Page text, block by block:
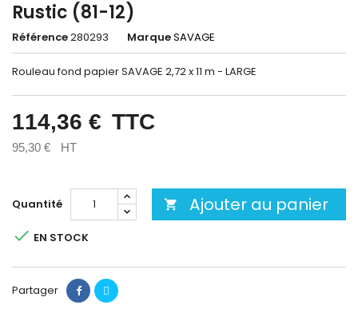
Rustic (81-12)
Référence280293 MarqueSAVAGE
Rouleau fond papier SAVAGE 2,72 x 11 m - LARGE
114,36 € TTC
95,30 € HT
Quantité  Ajouter au panier
 EN STOCK
Partager